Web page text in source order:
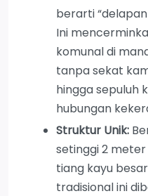
berarti
Ini
komunal di
tanpa sekat
hingga sepuluh
hubungan
Struktur Unik:
setinggi 2
tiang kayu
tradisional ini